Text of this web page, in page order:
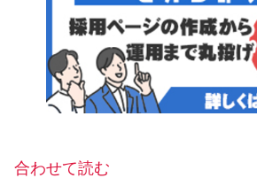
合わせて読む